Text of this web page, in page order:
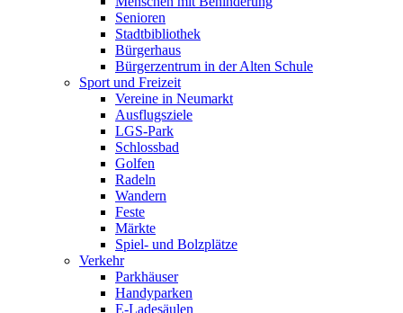
Senioren
Stadtbibliothek
Bürgerhaus
Bürgerzentrum in der Alten Schule
Sport und Freizeit
Vereine in Neumarkt
Ausflugsziele
LGS-Park
Schlossbad
Golfen
Radeln
Wandern
Feste
Märkte
Spiel- und Bolzplätze
Verkehr
Parkhäuser
Handyparken
E-Ladesäulen